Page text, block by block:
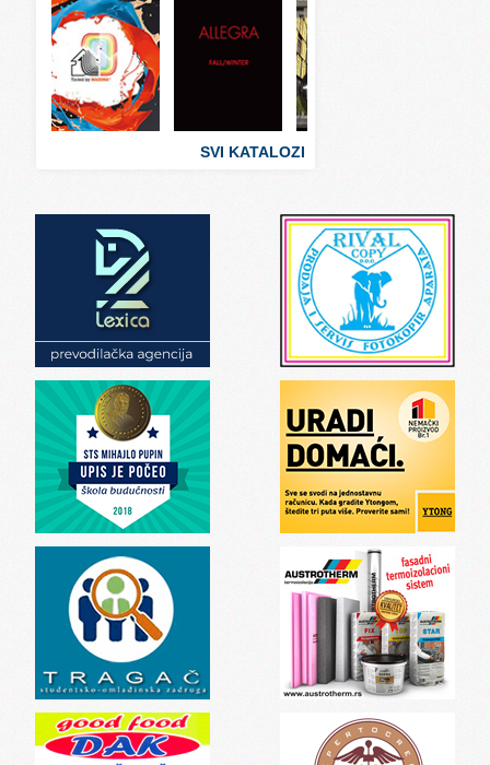
Svet ugostiteljstva
Svet zabave i umetnosti
Svet zanimljivosti
Svet zdravlja
SVI KATALOZI